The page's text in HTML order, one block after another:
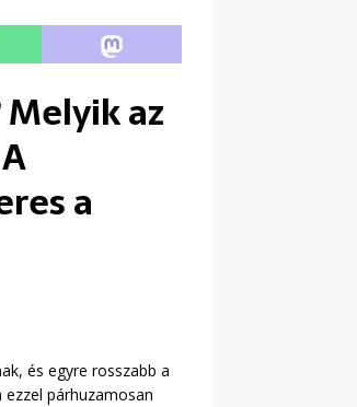
az
a
és egyre rosszabb a
párhuzamosan